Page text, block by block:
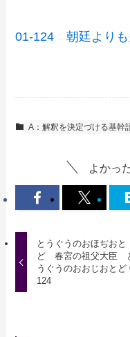
01-124 朝廷よりも
A：解釈を決定づける基幹
よかっ
とうぐうのおほぢおと
ど 春宮の祖父大臣
うぐうのおおじおとど
124